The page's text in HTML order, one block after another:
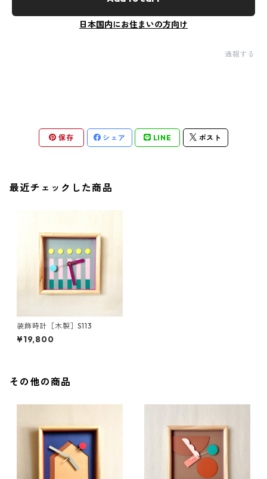
日本国内にお住まいの方向け
通報する
保存 シェア LINE ポスト
最近チェックした商品
装飾時計［木製］S113
¥19,800
その他の商品